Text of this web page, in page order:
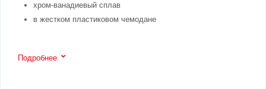
хром-ванадиевый сплав
в жестком пластиковом чемодане
Подробнее